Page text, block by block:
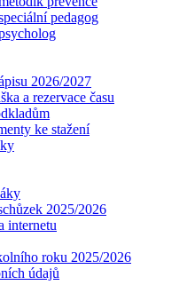
pedagog
2026/2027
a rezervace času
ke stažení
2025/2026
internetu
roku 2025/2026
údajů